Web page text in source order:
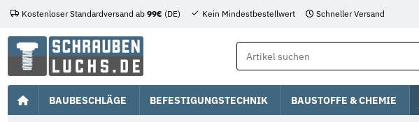
Kostenloser Standardversand ab 99€ (DE) Kein Mindestbestellwert Schneller Versand
BAUBESCHLÄGE BEFESTIGUNGSTECHNIK BAUSTOFFE & CHEMIE